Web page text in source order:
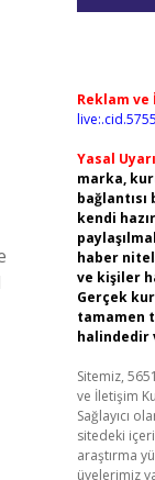
Reklam
Yasal
marka,
kendi
haber
ve kişiler
Gerçek
tamamen
halindedir
Sitemiz,
ve İletişim
Sağlayıcı
sitedeki
araştırma
üyelerimiz